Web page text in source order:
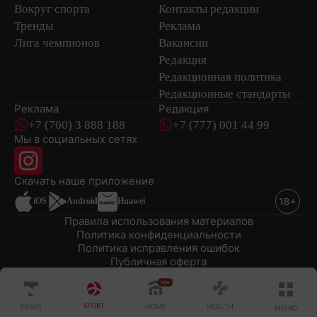
Вокруг спорта
Тренды
Лига чемпионов
Контакты редакции
Реклама
Вакансии
Редакция
Редакционная политика
Редакционные стандарты
Реклама
+7 (700) 3 888 188
Редакция
+7 (777) 001 44 99
Мы в социальных сетях
Скачать наше приложениеновостей
iOS Android Huawei
Публичная оферта
Политика исправления ошибок
Политика конфиденциальности
Правила использования материалов
© 2008-2026 ТОО «EML»